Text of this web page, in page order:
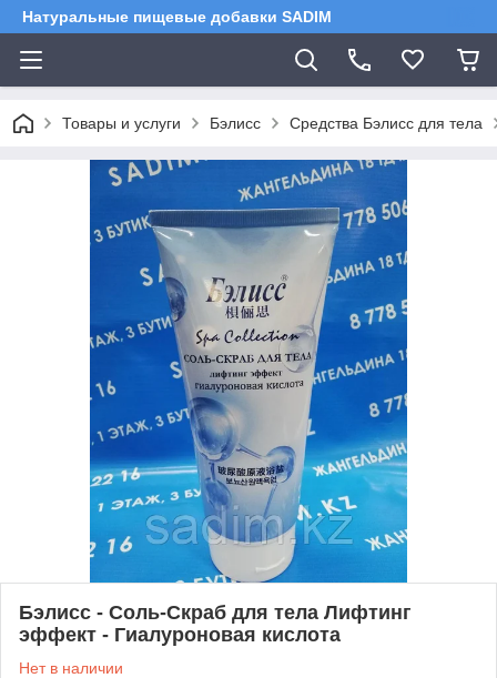
Натуральные пищевые добавки SADIM
Товары и услуги Бэлисс Средства Бэлисс для тела
Бэлисс - Соль-Скраб для тела Лифтинг
эффект - Гиалуроновая кислота
Нет в наличии